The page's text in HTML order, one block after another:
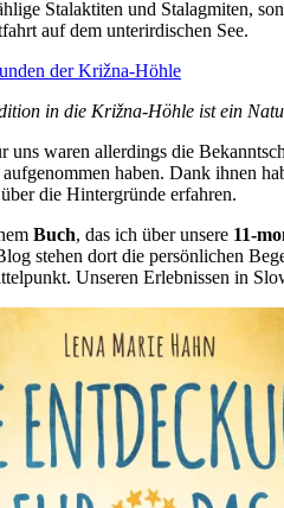
Stalaktiten und Stalagmiten,
auf dem unterirdischen See.
in die Križna-Höhle ist ein
uns waren allerdings die
haben. Dank ihnen
die Hintergründe erfahren.
Buch, das ich über unsere 11-
stehen dort die persönlichen
Unseren Erlebnissen in